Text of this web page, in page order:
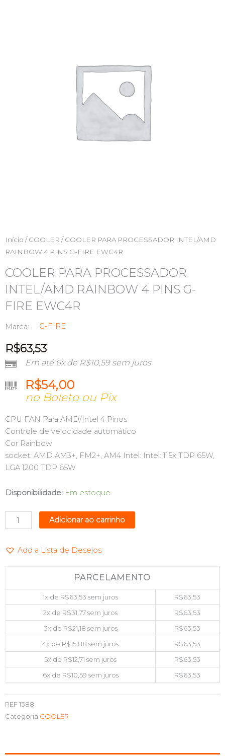
Início /COOLER / COOLER PARA PROCESSADOR INTEL/AMD
RAINBOW 4 PINS G-FIRE EWC4R
COOLER PARA PROCESSADOR
INTEL/AMD RAINBOW 4 PINS G-
FIRE EWC4R
Marca: G-FIRE
R$63,53
Em até 6x de R$10,59sem juros
R$54,00
no Boleto ou Pix
CPU FAN Para AMD/Intel 4 Pinos
Controle de velocidade automático
Cor Rainbow
socket: AMD AM3+, FM2+, AM4 Intel: Intel: 115x TDP 65W,
LGA 1200 TDP 65W
Disponibilidade: Em estoque
COOLER
PROCESSADOR
INTEL/AMD
4
FIRE
quantidade
Adicionar ao carrinho
Add a Lista de Desejos
PARCELAMENTO
1x de R$63,53 sem juros R$63,53
2x de R$31,77sem juros R$63,53
3x de R$21,18 sem juros R$63,53
4x de R$15,88 sem juros R$63,53
5x de R$12,71 sem juros R$63,53
6x de R$10,59 sem juros R$63,53
REF1388
Categoria COOLER